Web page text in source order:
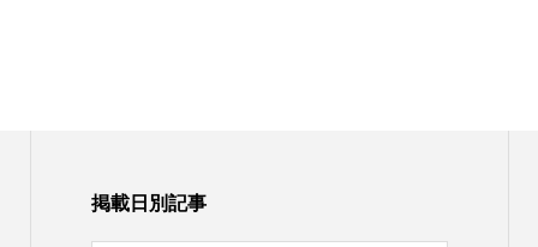
掲載日別記事